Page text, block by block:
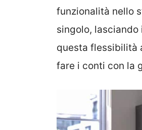
funzionalità nello
singolo,
questa flessibilità
fare i conti con la